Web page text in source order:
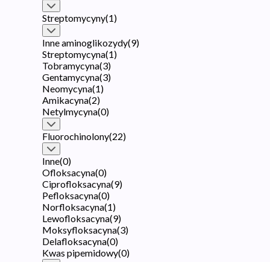
Streptomycyny(1)
Inne aminoglikozydy(9)
Streptomycyna(1)
Tobramycyna(3)
Gentamycyna(3)
Neomycyna(1)
Amikacyna(2)
Netylmycyna(0)
Fluorochinolony(22)
Inne(0)
Ofloksacyna(0)
Ciprofloksacyna(9)
Pefloksacyna(0)
Norfloksacyna(1)
Lewofloksacyna(9)
Moksyfloksacyna(3)
Delafloksacyna(0)
Kwas pipemidowy(0)